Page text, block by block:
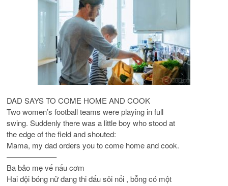
DAD SAYS TO COME HOME AND COOK
Two women’s football teams were playing in full
swing. Suddenly there was a little boy who stood at
the edge of the field and shouted:
Mama, my dad orders you to come home and cook.
——————–
Ba bảo mẹ vế nấu cơm
Hai đội bóng nữ đang thi đấu sôi nổi , bỗng có một